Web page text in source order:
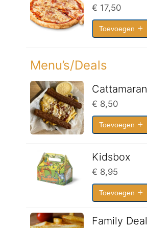
€ 17,50
Toevoegen
Menu’s/Deals
Cattamaran
€ 8,50
Toevoegen
Kidsbox
€ 8,95
Toevoegen
Family Deal